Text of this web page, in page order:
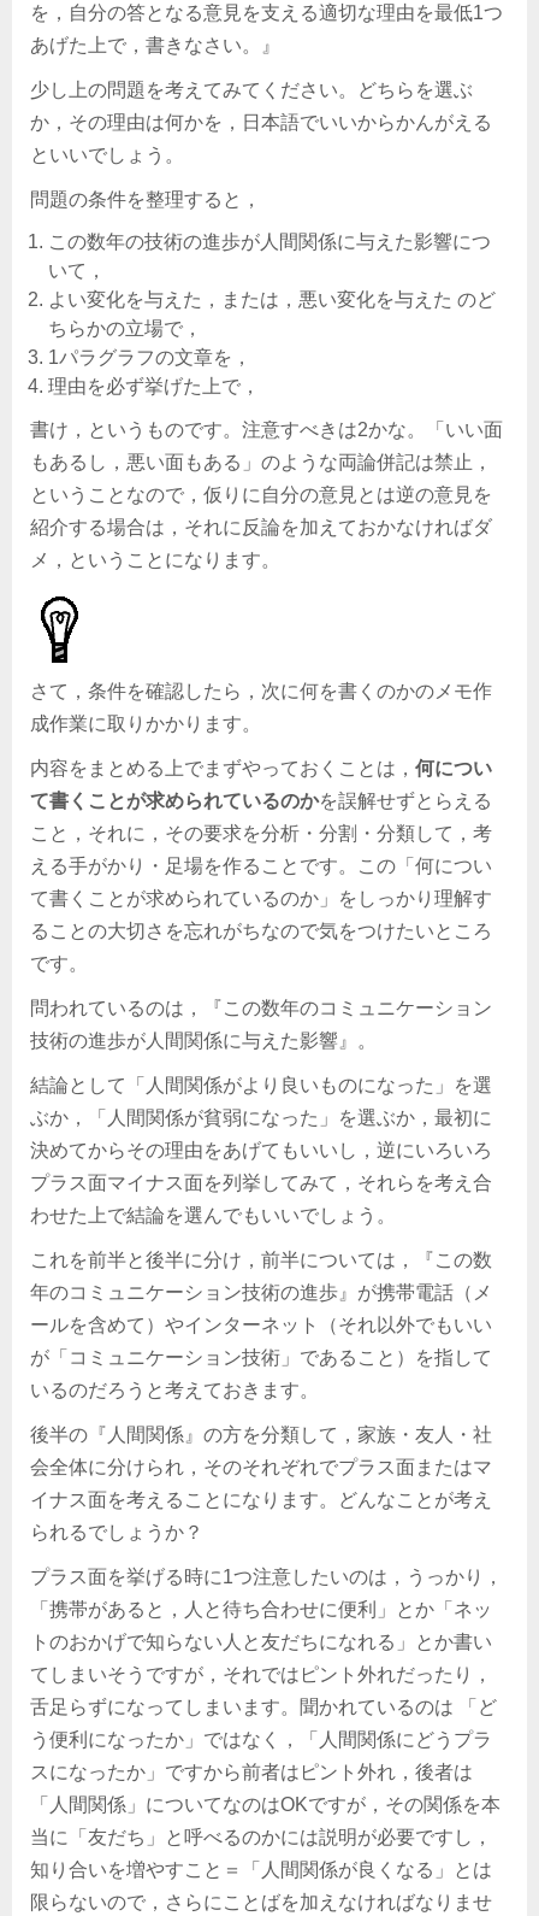
を，自分の答となる意見を支える適切な理由を最低1つ
あげた上で，書きなさい。』
少し上の問題を考えてみてください。どちらを選ぶ
か，その理由は何かを，日本語でいいからかんがえる
といいでしょう。
問題の条件を整理すると，
この数年の技術の進歩が人間関係に与えた影響につ
いて，
よい変化を与えた，または，悪い変化を与えた のど
ちらかの立場で，
1パラグラフの文章を，
理由を必ず挙げた上で，
書け，というものです。注意すべきは2かな。「いい面
もあるし，悪い面もある」のような両論併記は禁止，
ということなので，仮りに自分の意見とは逆の意見を
紹介する場合は，それに反論を加えておかなければダ
メ，ということになります。
さて，条件を確認したら，次に何を書くのかのメモ作
成作業に取りかかります。
内容をまとめる上でまずやっておくことは， 何につい
て書くことが求められているのかを誤解せずとらえる
こと，それに，その要求を分析・分割・分類して，考
える手がかり・足場を作ることです。この「何につい
て書くことが求められているのか」をしっかり理解す
ることの大切さを忘れがちなので気をつけたいところ
です。
問われているのは，『この数年のコミュニケーション
技術の進歩が人間関係に与えた影響』。
結論として「人間関係がより良いものになった」を選
ぶか，「人間関係が貧弱になった」を選ぶか，最初に
決めてからその理由をあげてもいいし，逆にいろいろ
プラス面マイナス面を列挙してみて，それらを考え合
わせた上で結論を選んでもいいでしょう。
これを前半と後半に分け，前半については，『この数
年のコミュニケーション技術の進歩』が携帯電話（メ
ールを含めて）やインターネット（それ以外でもいい
が「コミュニケーション技術」であること）を指して
いるのだろうと考えておきます。
後半の『人間関係』の方を分類して，家族・友人・社
会全体に分けられ，そのそれぞれでプラス面またはマ
イナス面を考えることになります。どんなことが考え
られるでしょうか？
プラス面を挙げる時に1つ注意したいのは，うっかり，
「携帯があると，人と待ち合わせに便利」とか「ネッ
トのおかげで知らない人と友だちになれる」とか書い
てしまいそうですが，それではピント外れだったり，
舌足らずになってしまいます。聞かれているのは 「ど
う便利になったか」ではなく，「人間関係にどうプラ
スになったか」ですから前者はピント外れ，後者は
「人間関係」についてなのはOKですが，その関係を本
当に「友だち」と呼べるのかには説明が必要ですし，
知り合いを増やすこと＝「人間関係が良くなる」とは
限らないので，さらにことばを加えなければなりませ